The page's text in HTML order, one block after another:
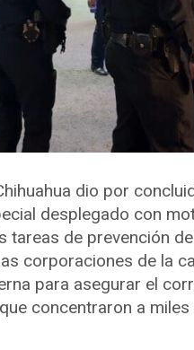
dio por
desplegado con
tareas de prevención
corporaciones de la
para asegurar el
concentraron a